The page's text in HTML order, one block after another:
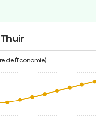
de l'Economie)